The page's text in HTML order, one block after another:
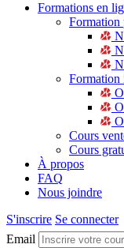
Formations en
Formation
Formation
Cours
Cours
À propos
FAQ
Nous joindre
S'inscrire Se connecter
Email